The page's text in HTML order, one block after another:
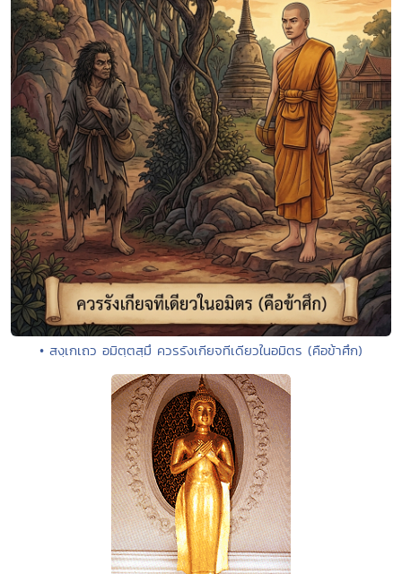
• สงฺเกเถว อมิตฺตสฺมึ ควรรังเกียจทีเดียวในอมิตร (คือข้าศึก)